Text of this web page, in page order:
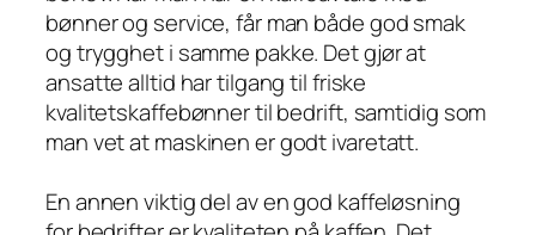
bønner og service, får man både god smak
og trygghet i samme pakke. Det gjør at
ansatte alltid har tilgang til friske
kvalitetskaffebønner til bedrift, samtidig som
man vet at maskinen er godt ivaretatt.
En annen viktig del av en god kaffeløsning